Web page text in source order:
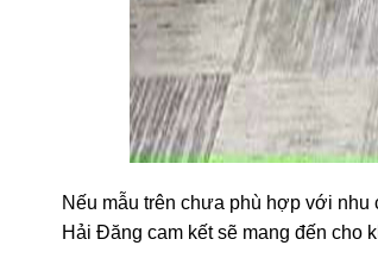
Nếu mẫu trên chưa phù hợp với nhu
Hải Đăng cam kết sẽ mang đến cho